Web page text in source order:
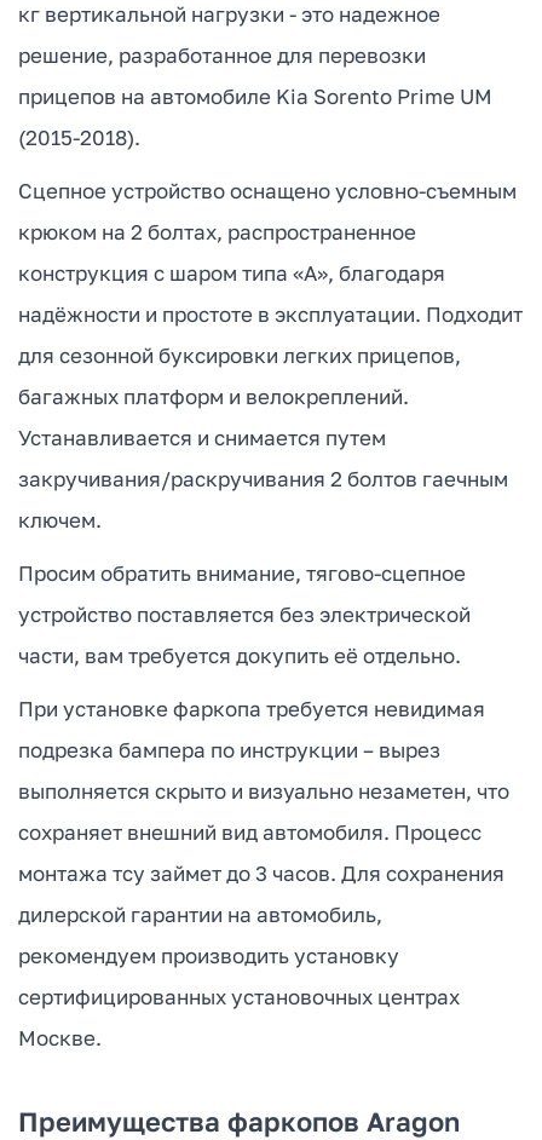
кг вертикальной нагрузки - это надежное
решение, разработанное для перевозки
прицепов на автомобиле Kia Sorento Prime UM
(2015-2018).
Сцепное устройство оснащено условно-съемным
крюком на 2 болтах, распространенное
конструкция с шаром типа «А», благодаря
надёжности и простоте в эксплуатации. Подходит
для сезонной буксировки легких прицепов,
багажных платформ и велокреплений.
Устанавливается и снимается путем
закручивания/раскручивания 2 болтов гаечным
ключем.
Просим обратить внимание, тягово-сцепное
устройство поставляется без электрической
части, вам требуется докупить её отдельно.
При установке фаркопа требуется невидимая
подрезка бампера по инструкции – вырез
выполняется скрыто и визуально незаметен, что
сохраняет внешний вид автомобиля. Процесс
монтажа тсу займет до 3 часов. Для сохранения
дилерской гарантии на автомобиль,
рекомендуем производить установку
сертифицированных установочных центрах
Москве.
Преимущества фаркопов Aragon